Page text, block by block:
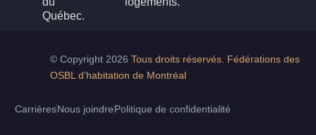
Québec.
© Copyright 2026 Tous droits réservés. Fédérations des
OSBL d’habitation de Montréal
Carrières Nous joindre Politique de confidentialité